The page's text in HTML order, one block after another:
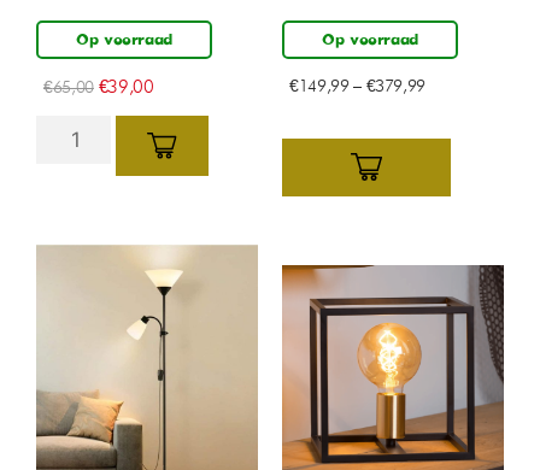
Op voorraad
€65,00 €39,00
Op voorraad
€149,99– €379,99